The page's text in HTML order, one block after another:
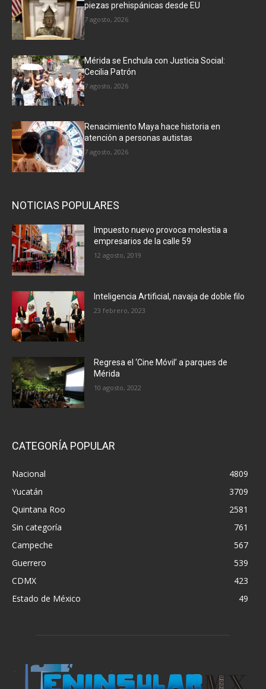
piezas prehispánicas desde EU
7 agosto, 2026
Mérida se Enchula con Justicia Social:
Cecilia Patrón
7 agosto, 2026
Renacimiento Maya hace historia en
atención a personas autistas
7 agosto, 2026
NOTICIAS POPULARES
Impuesto nuevo provoca molestia a
empresarios de la calle 59
12 agosto, 2019
Inteligencia Artificial, navaja de doble filo
23 febrero, 2023
Regresa el ‘Cine Móvil’ a parques de
Mérida
10 agosto, 2022
CATEGORÍA POPULAR
Nacional
4809
Yucatán
3709
Quintana Roo
2581
Sin categoría
761
Campeche
567
Guerrero
539
CDMX
423
Estado de México
49